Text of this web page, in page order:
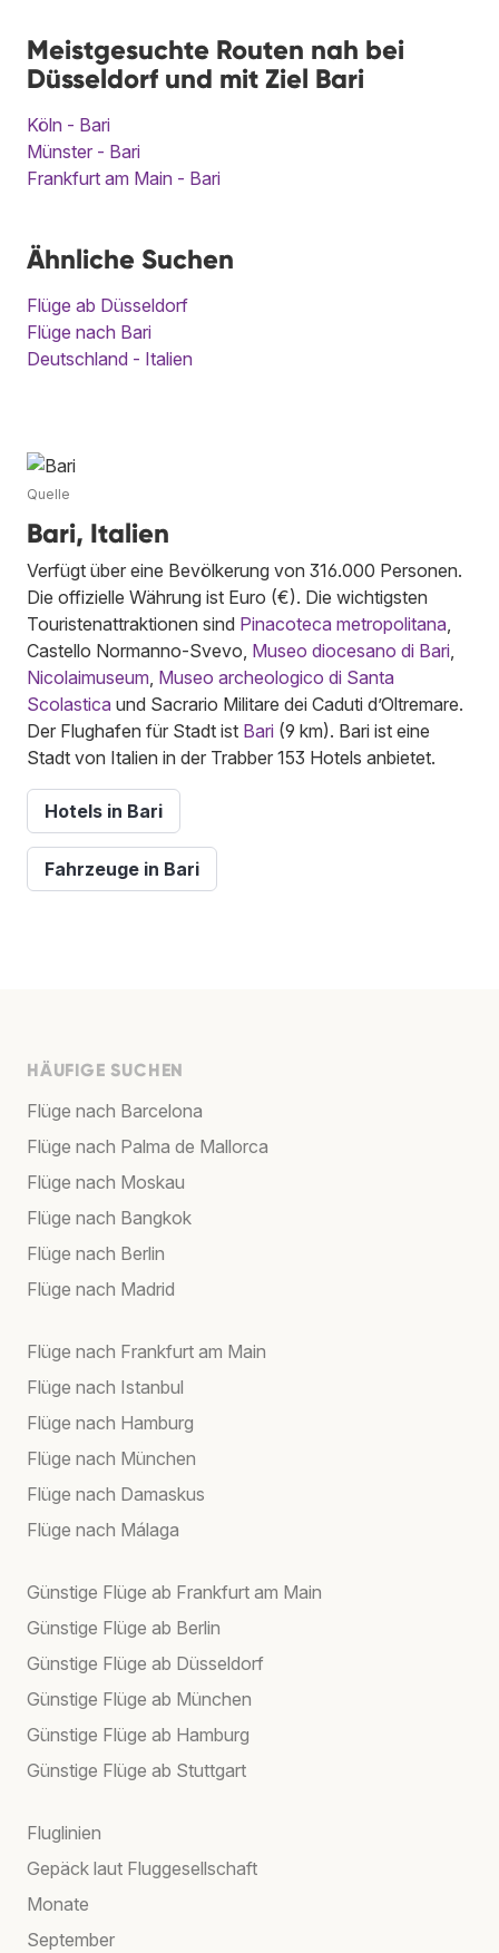
Meistgesuchte Routen nah bei
Düsseldorf und mit Ziel Bari
Köln - Bari
Münster - Bari
Frankfurt am Main - Bari
Ähnliche Suchen
Flüge ab Düsseldorf
Flüge nach Bari
Deutschland - Italien
Quelle
Bari, Italien
Verfügt über eine Bevölkerung von 316.000 Personen.
Die offizielle Währung ist Euro (€). Die wichtigsten
Touristenattraktionen sind Pinacoteca metropolitana,
Castello Normanno-Svevo, Museo diocesano di Bari,
Nicolaimuseum, Museo archeologico di Santa
Scolastica und Sacrario Militare dei Caduti d’Oltremare.
Der Flughafen für Stadt ist Bari (9 km). Bari ist eine
Stadt von Italien in der Trabber 153 Hotels anbietet.
Hotels in Bari
Fahrzeuge in Bari
HÄUFIGE SUCHEN
Flüge nach Barcelona
Flüge nach Palma de Mallorca
Flüge nach Moskau
Flüge nach Bangkok
Flüge nach Berlin
Flüge nach Madrid
Flüge nach Frankfurt am Main
Flüge nach Istanbul
Flüge nach Hamburg
Flüge nach München
Flüge nach Damaskus
Flüge nach Málaga
Günstige Flüge ab Frankfurt am Main
Günstige Flüge ab Berlin
Günstige Flüge ab Düsseldorf
Günstige Flüge ab München
Günstige Flüge ab Hamburg
Günstige Flüge ab Stuttgart
Fluglinien
Gepäck laut Fluggesellschaft
Monate
September